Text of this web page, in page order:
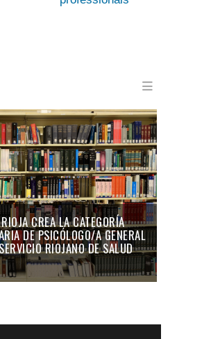
Menu
CREA LA CATEGORÍA
DE PSICÓLOGO/A GENERAL
RIOJANO DE SALUD